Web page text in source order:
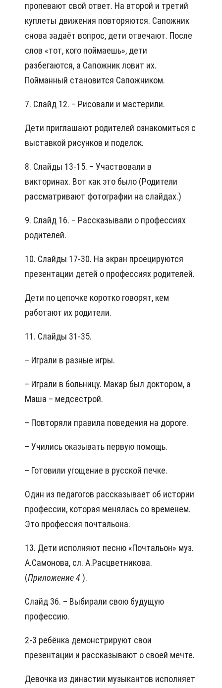
пропевают свой ответ. На второй и третий
куплеты движения повторяются. Сапожник
снова задаёт вопрос, дети отвечают. После
слов «тот, кого поймаешь», дети
разбегаются, а Сапожник ловит их.
Пойманный становится Сапожником.
7. Слайд 12. – Рисовали и мастерили.
Дети приглашают родителей ознакомиться с
выставкой рисунков и поделок.
8. Слайды 13-15. – Участвовали в
викторинах. Вот как это было (Родители
рассматривают фотографии на слайдах.)
9. Слайд 16. – Рассказывали о профессиях
родителей.
10. Слайды 17-30. На экран проецируются
презентации детей о профессиях родителей.
Дети по цепочке коротко говорят, кем
работают их родители.
11. Слайды 31-35.
– Играли в разные игры.
– Играли в больницу. Макар был доктором, а
Маша – медсестрой.
– Повторяли правила поведения на дороге.
– Учились оказывать первую помощь.
– Готовили угощение в русской печке.
Один из педагогов рассказывает об истории
профессии, которая менялась со временем.
Это профессия почтальона.
13. Дети исполняют песню «Почтальон» муз.
А.Самонова, сл. А.Расцветникова.
(Приложение 4 ).
Слайд 36. – Выбирали свою будущую
профессию.
2-3 ребёнка демонстрируют свои
презентации и рассказывают о своей мечте.
Девочка из династии музыкантов исполняет